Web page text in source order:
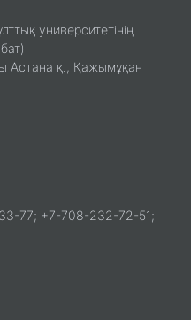
университетінің
Астана қ., Қажымұқан
77; +7-708-232-72-51;